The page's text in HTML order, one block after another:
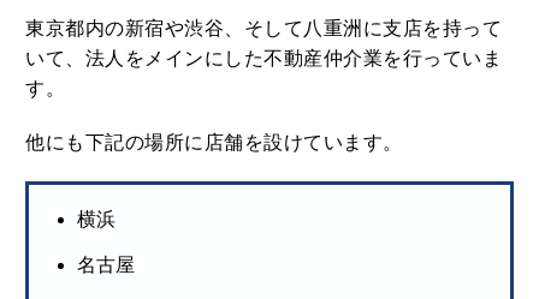
東京都内の新宿や渋谷、そして八重洲に支店を持って
いて、法人をメインにした不動産仲介業を行っていま
す。
他にも下記の場所に店舗を設けています。
横浜
名古屋